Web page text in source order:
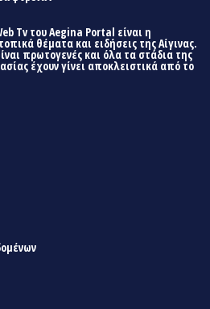
Tv του Aegina Portal είναι η
θέματα και ειδήσεις της Αίγινας.
πρωτογενές και όλα τα στάδια της
έχουν γίνει αποκλειστικά από το